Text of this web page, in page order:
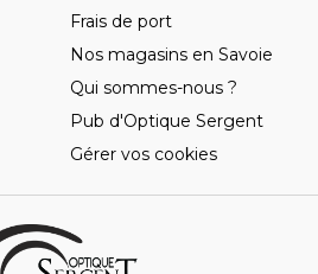
Frais de port
Nos magasins en Savoie
Qui sommes-nous ?
Pub d'Optique Sergent
Gérer vos cookies